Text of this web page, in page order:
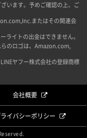
います。予めご確認の上、ご
またはその関連会
ライトの出金はできません。
のロゴは、Amazon.com,
ヤフー株式会社の登録商標
会社概要
イバシーポリシー